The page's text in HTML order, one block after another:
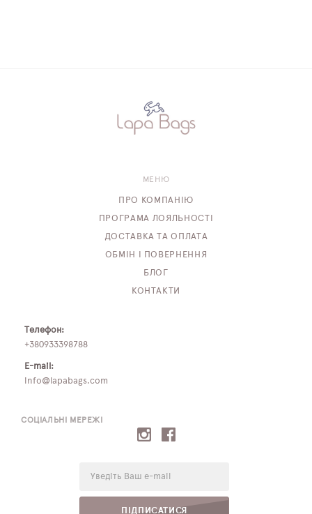
СОЦІАЛЬНІ МЕРЕЖІ
ПІДПИСАТИСЯ
МЕНЮ
ПРО КОМПАНІЮ
ПРОГРАМА ЛОЯЛЬНОСТІ
ДОСТАВКА ТА ОПЛАТА
ОБМІН І ПОВЕРНЕННЯ
БЛОГ
КОНТАКТИ
Телефон:
+380933398788
E-mail:
info@lapabags.com